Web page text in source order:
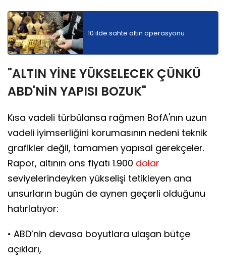
10 ilde sahte altın operasyonu
"ALTIN YİNE YÜKSELECEK ÇÜNKÜ
ABD'NİN YAPISI BOZUK"
Kısa vadeli türbülansa rağmen BofA'nın uzun
vadeli iyimserliğini korumasının nedeni teknik
grafikler değil, tamamen yapısal gerekçeler.
Rapor, altının ons fiyatı 1.900 dolar
seviyelerindeyken yükselişi tetikleyen ana
unsurların bugün de aynen geçerli olduğunu
hatırlatıyor:
• ABD’nin devasa boyutlara ulaşan bütçe
açıkları,